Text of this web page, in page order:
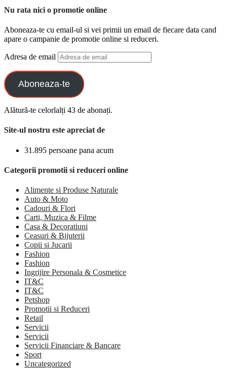
Nu rata nici o promotie online
Aboneaza-te cu email-ul si vei primii un email de fiecare data cand
apare o campanie de promotie online si reduceri.
Adresa de email
Aboneaza-te
Alătură-te celorlalți 43 de abonați.
Site-ul nostru este apreciat de
31.895 persoane pana acum
Categorii promotii si reduceri online
Alimente si Produse Naturale
Auto & Moto
Cadouri & Flori
Carti, Muzica & Filme
Casa & Decoratiuni
Ceasuri & Bijuterii
Copii si Jucarii
Fashion
Fashion
Ingrijire Personala & Cosmetice
IT&C
IT&C
Petshop
Promotii si Reduceri
Retail
Servicii
Servicii
Servicii Financiare & Bancare
Sport
Uncategorized